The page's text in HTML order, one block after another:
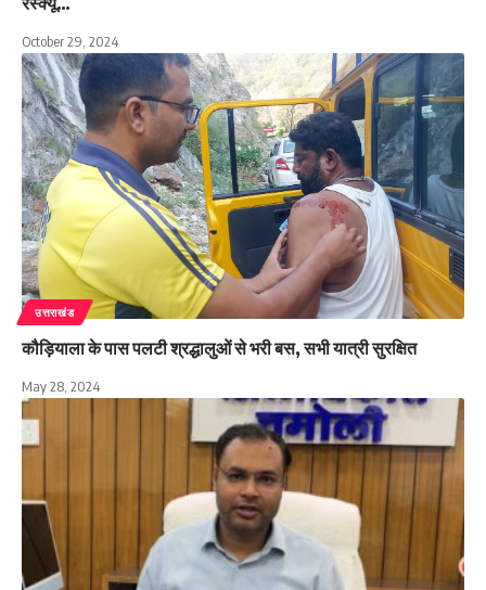
October 29, 2024
उत्तराखंड
कौड़ियाला के पास पलटी श्रद्धालुओं से भरी बस, सभी यात्री सुरक्षित
May 28, 2024